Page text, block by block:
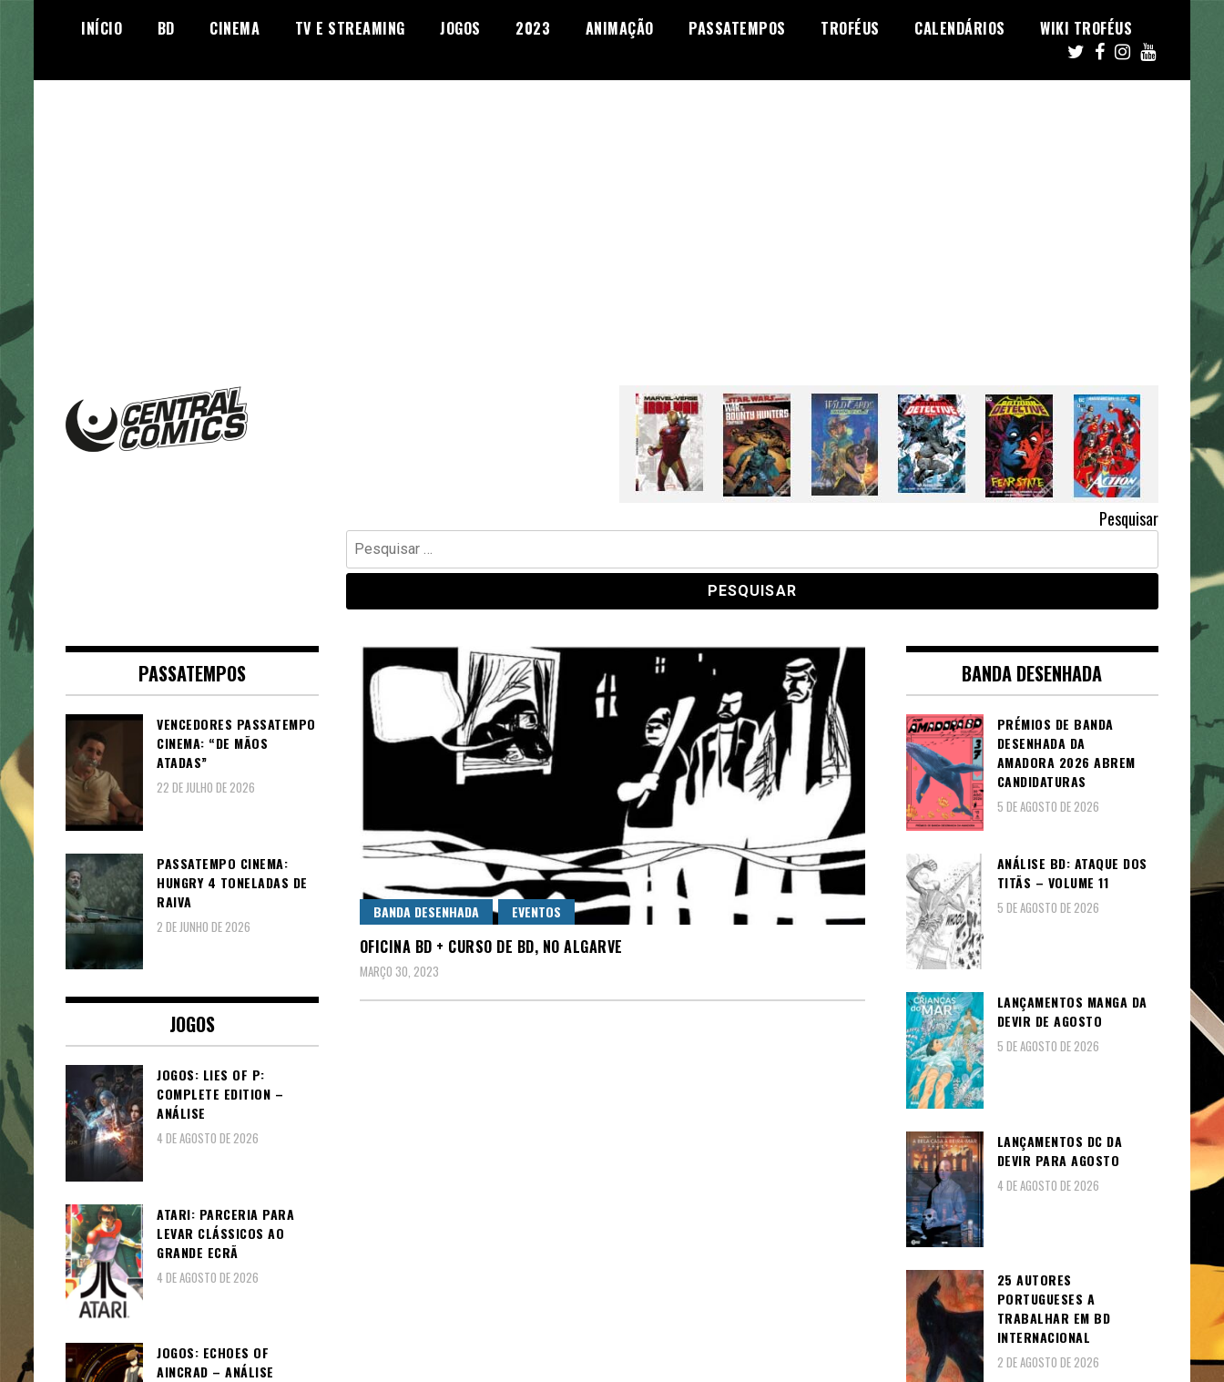
INÍCIO BD CINEMA TV E STREAMING JOGOS 2023 ANIMAÇÃO PASSATEMPOS TROFÉUS CALENDÁRIOS WIKI TROFÉUS
Pesquisar
Pesquisar
por:
BANDA DESENHADA EVENTOS
OFICINA BD + CURSO DE BD, NO ALGARVE
MARÇO 30, 2023
PASSATEMPOS
VENCEDORES PASSATEMPO
CINEMA: “DE MÃOS
ATADAS”
22 DE JULHO DE 2026
PASSATEMPO CINEMA:
HUNGRY 4 TONELADAS DE
RAIVA
2 DE JUNHO DE 2026
JOGOS
JOGOS: LIES OF P:
COMPLETE EDITION –
ANÁLISE
4 DE AGOSTO DE 2026
ATARI: PARCERIA PARA
LEVAR CLÁSSICOS AO
GRANDE ECRÃ
4 DE AGOSTO DE 2026
JOGOS: ECHOES OF
AINCRAD – ANÁLISE
BANDA DESENHADA
PRÉMIOS DE BANDA
DESENHADA DA
AMADORA 2026 ABREM
CANDIDATURAS
5 DE AGOSTO DE 2026
ANÁLISE BD: ATAQUE DOS
TITÃS – VOLUME 11
5 DE AGOSTO DE 2026
LANÇAMENTOS MANGA DA
DEVIR DE AGOSTO
5 DE AGOSTO DE 2026
LANÇAMENTOS DC DA
DEVIR PARA AGOSTO
4 DE AGOSTO DE 2026
25 AUTORES
PORTUGUESES A
TRABALHAR EM BD
INTERNACIONAL
2 DE AGOSTO DE 2026